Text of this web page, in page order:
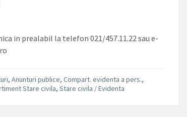
in prealabil la telefon 021/457.11.22 sau e-
,Anunturi publice,Compart. evidenta a pers.,
Stare civila,Stare civila / Evidenta